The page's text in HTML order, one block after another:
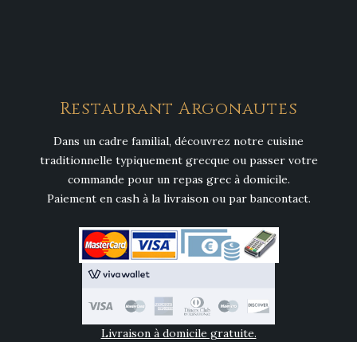
Restaurant Argonautes
Dans un cadre familial, découvrez notre cuisine
traditionnelle typiquement grecque ou passer votre
commande pour un repas grec à domicile.
Paiement en cash à la livraison ou par bancontact.
Livraison à domicile gratuite.